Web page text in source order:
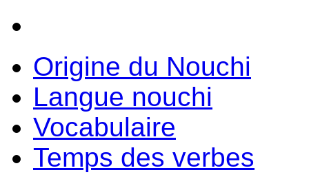
Origine du Nouchi
Langue nouchi
Vocabulaire
Temps des verbes